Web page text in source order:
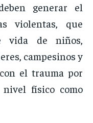
generar el
violentas, que
vida de niños,
campesinos y
el trauma por
físico como